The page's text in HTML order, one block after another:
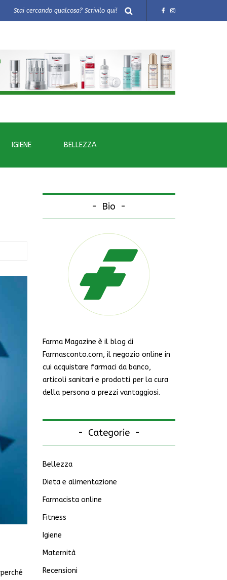
IGIENE BELLEZZA
Bio
Farma Magazine è il blog di
Farmasconto.com, il negozio online in
cui acquistare farmaci da banco,
articoli sanitari e prodotti per la cura
della persona a prezzi vantaggiosi.
Categorie
Bellezza
Dieta e alimentazione
Farmacista online
Fitness
Igiene
Maternità
Recensioni